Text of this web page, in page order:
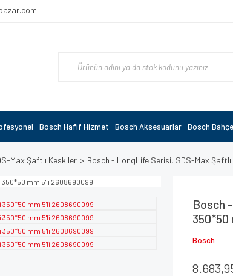
Bosch Hafif Hizmet Bosch Aksesuarlar Bosch
Max Şaftlı Keskiler Bosch - LongLife Serisi, SDS-Max
Bosch
350*50
Bosch